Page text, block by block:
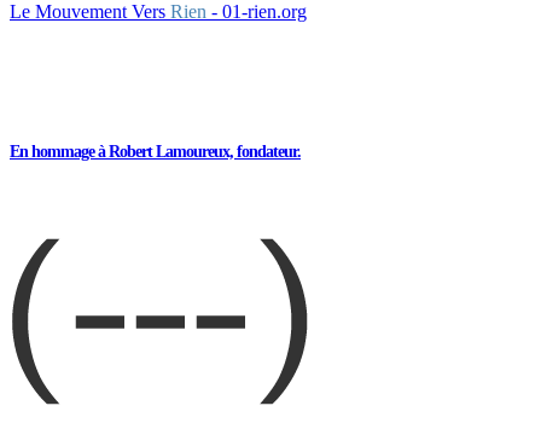
Le Mouvement Vers Rien - 01-rien.org
En hommage à Robert Lamoureux, fondateur.